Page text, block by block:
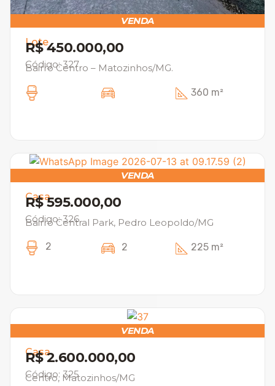
VENDA
Lote
R$ 450.000,00
Código: 327
Bairro Centro – Matozinhos/MG.
360 m²
VENDA
Casa
R$ 595.000,00
Código: 326
Bairro Central Park, Pedro Leopoldo/MG
2 2 225 m²
VENDA
Casa
R$ 2.600.000,00
Código: 325
Centro, Matozinhos/MG